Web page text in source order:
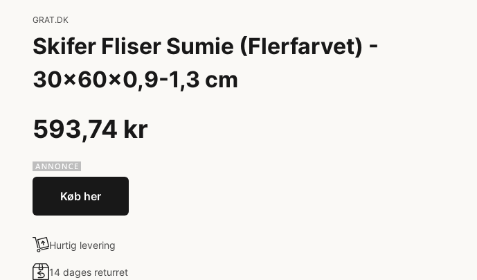
GRAT.DK
Skifer Fliser Sumie (Flerfarvet) -
30x60x0,9-1,3 cm
593,74 kr
Køb her
Hurtig levering
14 dages returret